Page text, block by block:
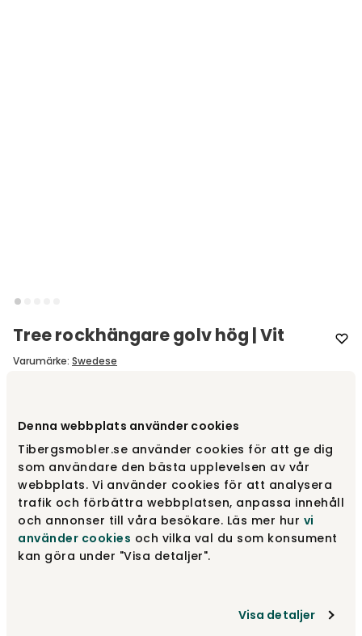
Denna webbplats använder cookies
Tibergsmobler.se använder cookies för att ge dig
som användare den bästa upplevelsen av vår
webbplats. Vi använder cookies för att analysera
trafik och förbättra webbplatsen, anpassa innehåll
och annonser till våra besökare. Läs mer hur vi
använder cookies och vilka val du som konsument
kan göra under "Visa detaljer".
Visa detaljer
Tree rockhängare golv hög | Vit
Varumärke: Swedese
Vit 9 100 kr
Svart
Fåtal i lager